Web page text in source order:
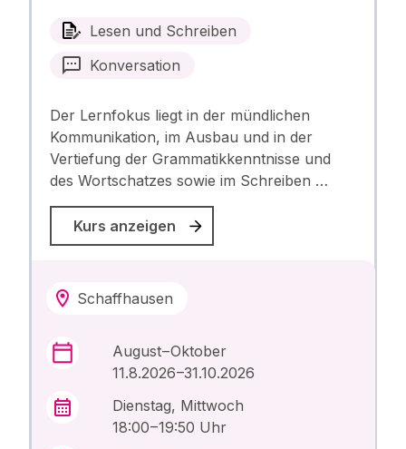
Lesen und Schreiben
Konversation
Der Lernfokus liegt in der mündlichen
Kommunikation, im Ausbau und in der
Vertiefung der Grammatikkenntnisse und
des Wortschatzes sowie im Schreiben …
Kurs anzeigen
Schaffhausen
August – Oktober
11.8.2026 –31.10.2026
Dienstag, Mittwoch
18:00 – 19:50 Uhr